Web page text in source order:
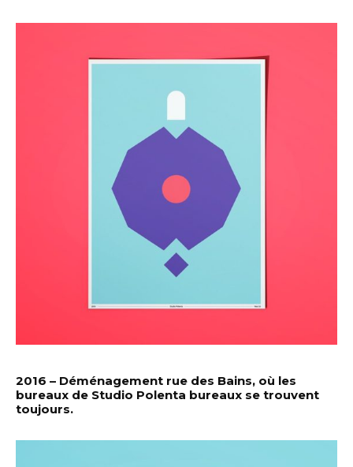
2016 – Déménagement rue des Bains, où les
bureaux de Studio Polenta bureaux se trouvent
toujours.